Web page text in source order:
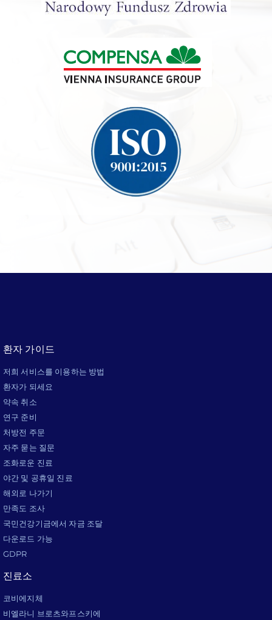
환자 가이드
저희 서비스를 이용하는 방법
환자가 되세요
약속 취소
연구 준비
처방전 주문
자주 묻는 질문
조화로운 진료
야간 및 공휴일 진료
해외로 나가기
만족도 조사
국민건강기금에서 자금 조달
다운로드 가능
GDPR
진료소
코비에지체
비엘라니 브로츠와프스키에